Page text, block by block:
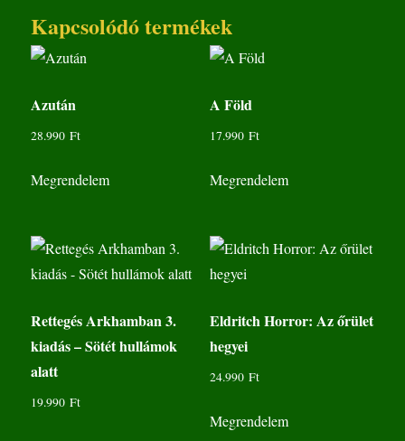
Kapcsolódó termékek
Azután
28.990Ft
Megrendelem
A Föld
17.990 Ft
Megrendelem
Rettegés Arkhamban 3.
kiadás – Sötét hullámok
alatt
19.990Ft
Eldritch Horror: Az őrület
hegyei
24.990 Ft
Megrendelem